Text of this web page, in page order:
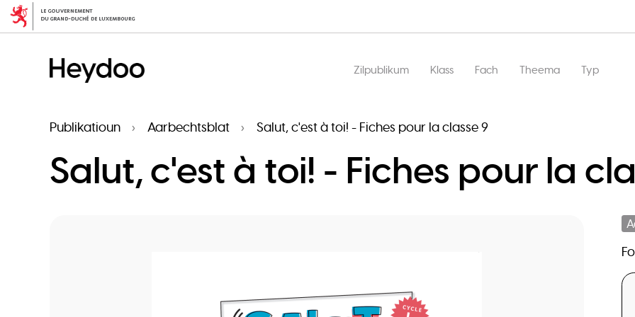
Main
Zilpublikum Klass Fach Theema Typ
Publikatioun Aarbechtsblat Salut, c'est à toi! - Fiches pour la classe 9
Salut, c'est à toi! - Fiches pour la